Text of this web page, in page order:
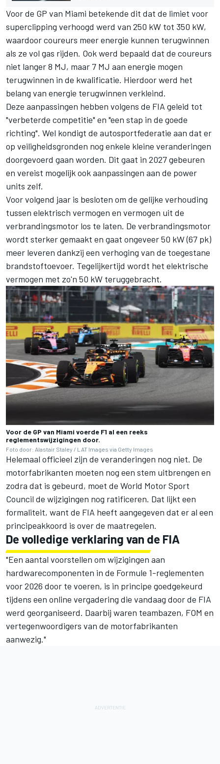
Voor de GP van Miami betekende dit dat de limiet voor
superclipping verhoogd werd van 250 kW tot 350 kW,
waardoor coureurs meer energie kunnen terugwinnen
als ze vol gas rijden. Ook werd bepaald dat de coureurs
niet langer 8 MJ, maar 7 MJ aan energie mogen
terugwinnen in de kwalificatie. Hierdoor werd het
belang van energie terugwinnen verkleind.
Deze aanpassingen hebben volgens de FIA geleid tot
"verbeterde competitie" en "een stap in de goede
richting". Wel kondigt de autosportfederatie aan dat er
op veiligheidsgronden nog enkele kleine veranderingen
doorgevoerd gaan worden. Dit gaat in 2027 gebeuren
en vereist mogelijk ook aanpassingen aan de power
units zelf.
Voor volgend jaar is besloten om de gelijke verhouding
tussen elektrisch vermogen en vermogen uit de
verbrandingsmotor los te laten. De verbrandingsmotor
wordt sterker gemaakt en gaat ongeveer 50 kW (67 pk)
meer leveren dankzij een verhoging van de toegestane
brandstoftoevoer. Tegelijkertijd wordt het elektrische
vermogen met zo'n 50 kW teruggebracht.
Voor de GP van Miami voerde F1 al een reeks
reglementswijzigingen door.
Foto door: Alastair Staley / LAT Images via Getty Images
Helemaal officieel zijn de veranderingen nog niet. De
motorfabrikanten moeten nog een stem uitbrengen en
zodra dat is gebeurd, moet de World Motor Sport
Council de wijzigingen nog ratificeren. Dat lijkt een
formaliteit, want de FIA heeft aangegeven dat er al een
principeakkoord is over de maatregelen.
De volledige verklaring van de FIA
"Een aantal voorstellen om wijzigingen aan
hardwarecomponenten in de Formule 1-reglementen
voor 2026 door te voeren, is in principe goedgekeurd
tijdens een online vergadering die vandaag door de FIA
werd georganiseerd. Daarbij waren teambazen, FOM en
vertegenwoordigers van de motorfabrikanten
aanwezig."